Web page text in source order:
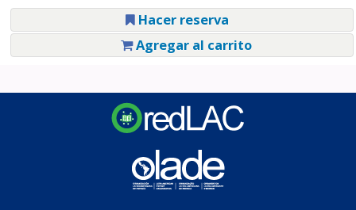
Hacer reserva
Agregar al carrito